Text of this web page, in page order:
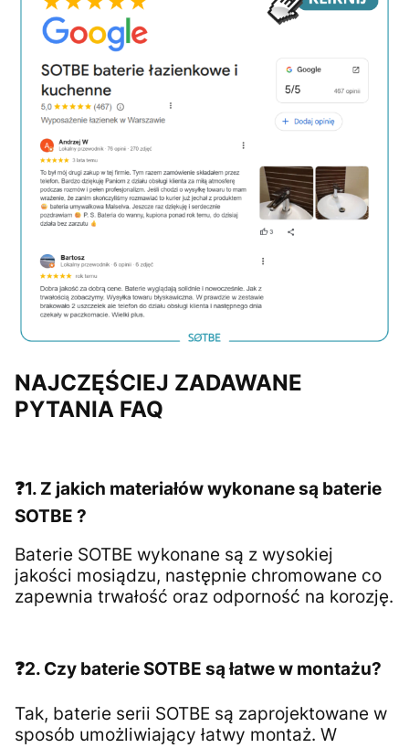
NAJCZĘŚCIEJ ZADAWANE
PYTANIA FAQ
❓1. Z jakich materiałów wykonane są baterie
SOTBE ?
Baterie SOTBE wykonane są z wysokiej
jakości mosiądzu, następnie chromowane co
zapewnia trwałość oraz odporność na korozję.
❓2. Czy baterie SOTBE są łatwe w montażu?
Tak, baterie serii SOTBE są zaprojektowane w
sposób umożliwiający łatwy montaż. W